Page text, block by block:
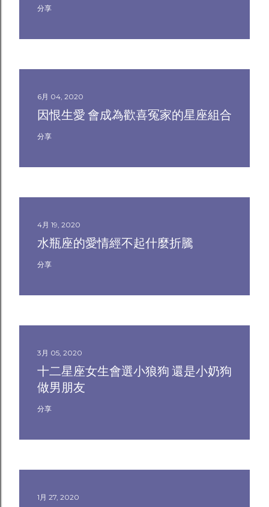
分享
6月 04, 2020
因恨生愛 會成為歡喜冤家的星座組合
分享
4月 19, 2020
水瓶座的愛情經不起什麼折騰
分享
3月 05, 2020
十二星座女生會選小狼狗 還是小奶狗
做男朋友
分享
1月 27, 2020